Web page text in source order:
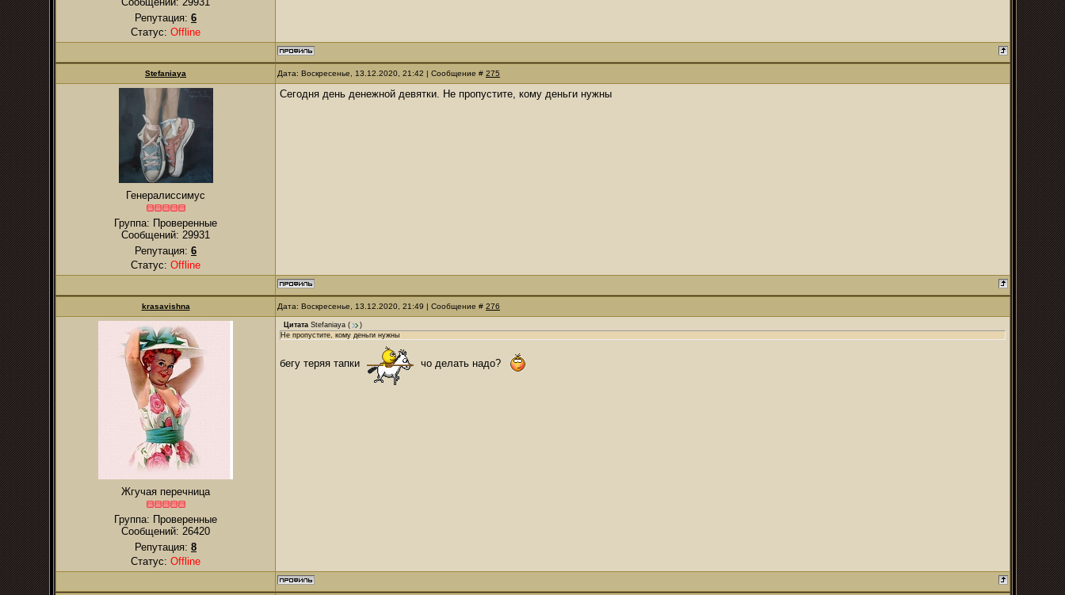
Репутация: 6
Статус: Offline
Stefaniaya Дата: Воскресенье, 13.12.2020, 21:42 | Сообщение # 275
Генералиссимус
Группа: Проверенные
Сообщений: 29931
Репутация: 6
Статус: Offline
Сегодня день денежной девятки. Не пропустите, кому деньги нужны
krasavishna Дата: Воскресенье, 13.12.2020, 21:49 | Сообщение # 276
Жгучая перечница
Группа: Проверенные
Сообщений: 26420
Репутация: 8
Статус: Offline
Цитата Stefaniaya (
)
Не пропустите, кому деньги нужны
бегу теряя тапки чо делать надо?